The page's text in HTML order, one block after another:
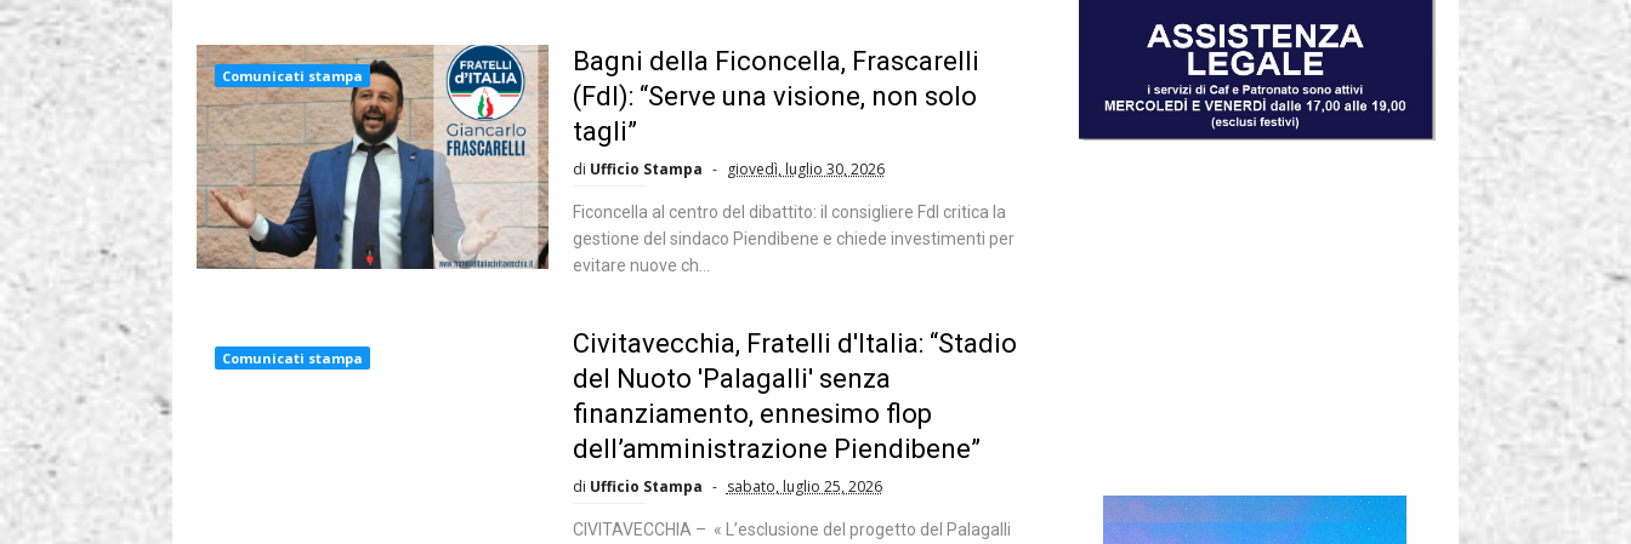
Comunicati stampa
Bagni della Ficoncella, Frascarelli
(FdI): “Serve una visione, non solo
tagli”
di Ufficio Stampa giovedì, luglio 30, 2026
Ficoncella al centro del dibattito: il consigliere FdI critica la
gestione del sindaco Piendibene e chiede investimenti per
evitare nuove ch...
Comunicati stampa
Civitavecchia, Fratelli d'Italia: “Stadio
del Nuoto 'Palagalli' senza
finanziamento, ennesimo flop
dell’amministrazione Piendibene”
di Ufficio Stampa sabato, luglio 25, 2026
CIVITAVECCHIA – « L’esclusione del progetto del Palagalli